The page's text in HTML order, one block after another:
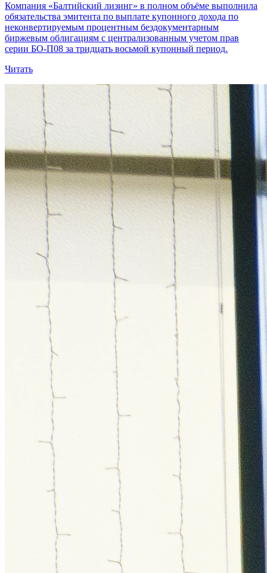
Компания «Балтийский лизинг» в полном объёме выполнила
обязательства эмитента по выплате купонного дохода по
неконвертируемым процентным бездокументарным
биржевым облигациям с централизованным учетом прав
серии БО-П08 за тридцать восьмой купонный период.
Читать